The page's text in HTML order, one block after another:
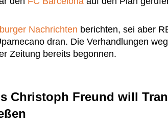
Nachrichten berichten, sei aber
dran. Die Verhandlungen
Zeitung bereits begonnen.
Christoph Freund will